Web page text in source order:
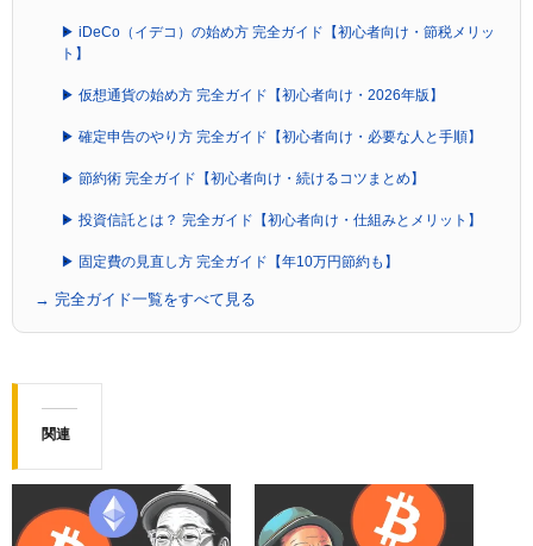
▶ iDeCo（イデコ）の始め方 完全ガイド【初心者向け・節税メリッ
ト】
▶ 仮想通貨の始め方 完全ガイド【初心者向け・2026年版】
▶ 確定申告のやり方 完全ガイド【初心者向け・必要な人と手順】
▶ 節約術 完全ガイド【初心者向け・続けるコツまとめ】
▶ 投資信託とは？ 完全ガイド【初心者向け・仕組みとメリット】
▶ 固定費の見直し方 完全ガイド【年10万円節約も】
→ 完全ガイド一覧をすべて見る
関連